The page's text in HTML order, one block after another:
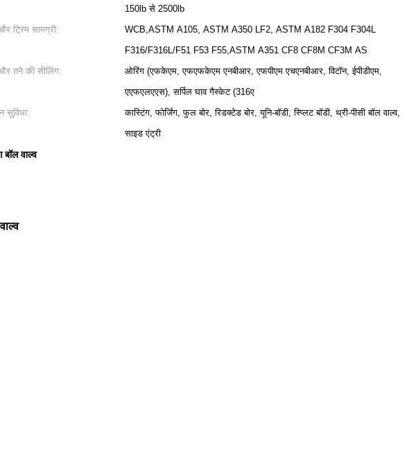
150lb से 2500lb
ट्रिम सामग्री:
WCB,ASTM A105, ASTM A350 LF2, ASTM A182 F304 F304L
F316/F316L/F51 F53 F55,ASTM A351 CF8 CF8M CF3M AS
तने की सीलिंग:
ओरिंग (एफकेएम, एफएफकेएम एनबीआर, एफपीएम एचएनबीआर, विटॉन, ईपीडीएम,
एएफएलएएस), सर्पिल घाव गैस्केट (316ए
सुविधा:
कास्टिंग, फोर्जिंग, फुल बोर, रिडक्टेड बोर, यूनि-बॉडी, स्प्लिट बॉडी, थ्री-पीसी बॉल वाल्व,
साइड एंट्री
वाल्व